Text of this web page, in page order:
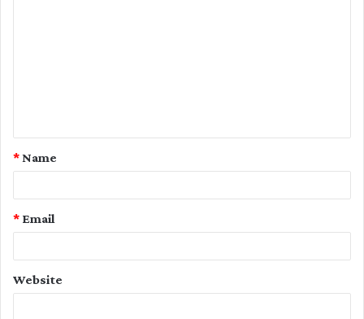
t
Name
*
Email
*
Website